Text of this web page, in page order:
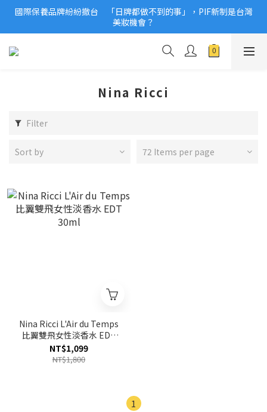
2026美妝小樣、試用品變少？PIF化妝品身分證7月上路！消費者
必懂5觀念
國際保養品牌紛紛撤台　「日牌都做不到的事」，PIF新制是台灣
美妝機會？
2026美妝小樣、試用品變少？PIF化妝品身分證7月上路！消費者
Nina Ricci
Filter
Sort by 72 Items per page
Nina Ricci L'Air du Temps
比翼雙飛女性淡香水 EDT
30ml
NT$1,099
NT$1,800
1